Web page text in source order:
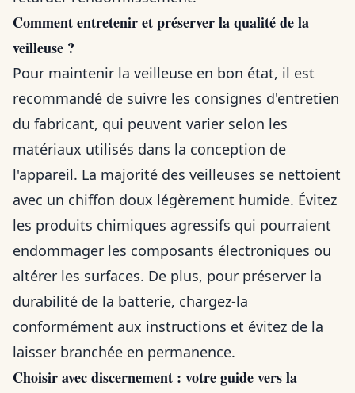
Comment entretenir et préserver la qualité de la
veilleuse ?
Pour maintenir la veilleuse en bon état, il est
recommandé de suivre les consignes d'entretien
du fabricant, qui peuvent varier selon les
matériaux utilisés dans la conception de
l'appareil. La majorité des veilleuses se nettoient
avec un chiffon doux légèrement humide. Évitez
les produits chimiques agressifs qui pourraient
endommager les composants électroniques ou
altérer les surfaces. De plus, pour préserver la
durabilité de la batterie, chargez-la
conformément aux instructions et évitez de la
laisser branchée en permanence.
Choisir avec discernement : votre guide vers la